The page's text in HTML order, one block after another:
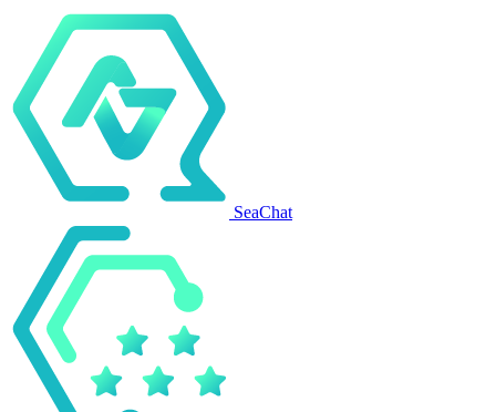
SeaChat